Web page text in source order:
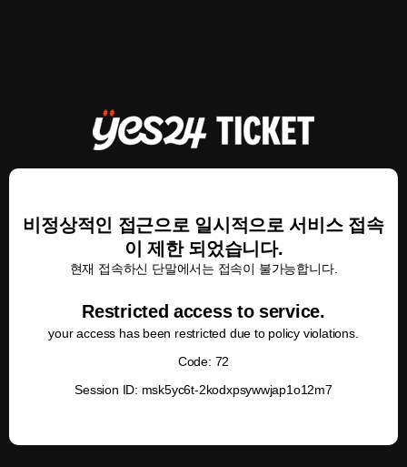
비정상적인 접근으로 일시적으로 서비스 접속
이 제한 되었습니다.
현재 접속하신 단말에서는 접속이 불가능합니다.
Restricted access to service.
your access has been restricted due to policy violations.
Code: 72
Session ID: msk5yc6t-2kodxpsywwjap1o12m7